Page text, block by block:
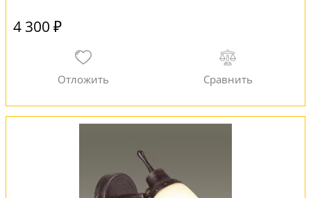
4 300 ₽